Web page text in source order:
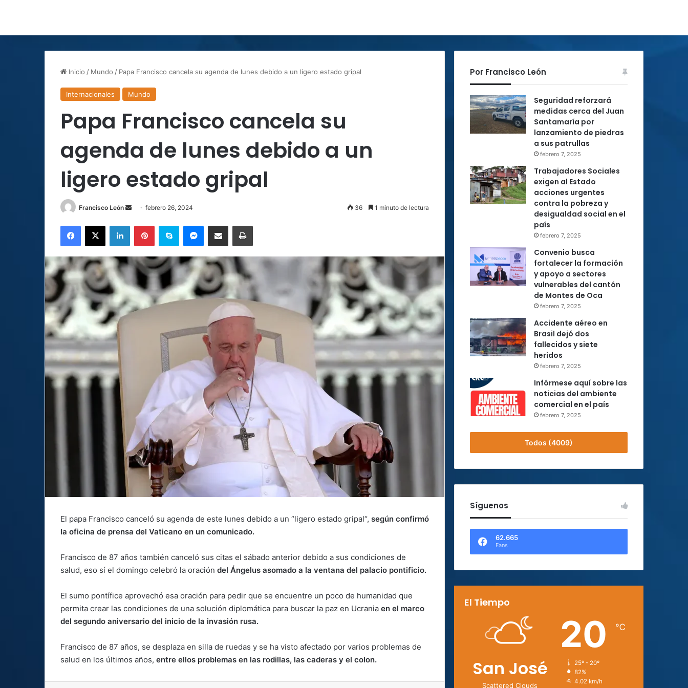
Inicio / Mundo / Papa Francisco cancela su agenda de lunes debido a un ligero estado gripal
Internacionales Mundo
Papa Francisco cancela su
agenda de lunes debido a un
ligero estado gripal
Francisco León
Send
email
febrero 26, 2024 36 1 minuto de lectura
Facebook
X LinkedInPinterestSkype MessengerCompartir por correo electrónicoImprimir
El papa Francisco canceló su agenda de este lunes debido a un “ligero estado gripal“, según confirmó
la oficina de prensa del Vaticano en un comunicado.
Francisco de 87 años también canceló sus citas el sábado anterior debido a sus condiciones de
salud, eso sí el domingo celebró la oración del Ángelus asomado a la ventana del palacio pontificio.
El sumo pontífice aprovechó esa oración para pedir que se encuentre un poco de humanidad que
permita crear las condiciones de una solución diplomática para buscar la paz en Ucrania en el marco
del segundo aniversario del inicio de la invasión rusa.
Francisco de 87 años, se desplaza en silla de ruedas y se ha visto afectado por varios problemas de
salud en los últimos años, entre ellos problemas en las rodillas, las caderas y el colon.
Por Francisco León
Seguridad reforzará
medidas cerca del Juan
Santamaría por
lanzamiento de piedras
a sus patrullas
febrero 7, 2025
Trabajadores Sociales
exigen al Estado
acciones urgentes
contra la pobreza y
desigualdad social en el
país
febrero 7, 2025
Convenio busca
fortalecer la formación
y apoyo a sectores
vulnerables del cantón
de Montes de Oca
febrero 7, 2025
Accidente aéreo en
Brasil dejó dos
fallecidos y siete
heridos
febrero 7, 2025
Infórmese aquí sobre las
noticias del ambiente
comercial en el país
febrero 7, 2025
Todos (4009)
Síguenos
62.665
Fans
El Tiempo
San José
Scattered Clouds
20 ℃
25º - 20º
82%
4.02 km/h